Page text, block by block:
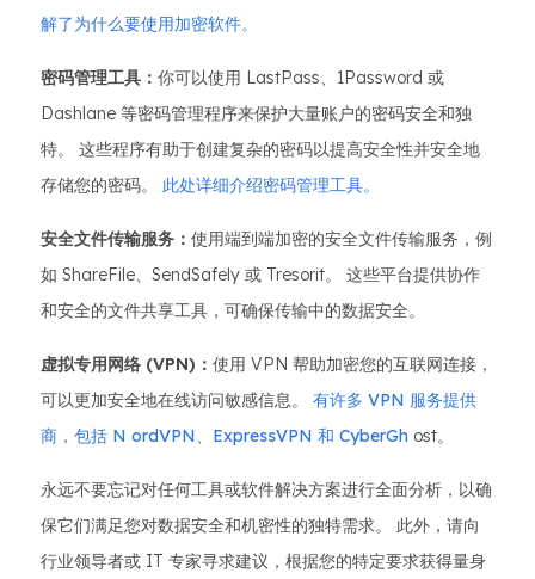
解了为什么要使用加密软件。
密码管理工具： 你可以使用 LastPass、1Password 或
Dashlane 等密码管理程序来保护大量账户的密码安全和独
特。 这些程序有助于创建复杂的密码以提高安全性并安全地
存储您的密码。 此处详细介绍密码管理工具。
安全文件传输服务： 使用端到端加密的安全文件传输服务，例
如 ShareFile、SendSafely 或 Tresorit。 这些平台提供协作
和安全的文件共享工具，可确保传输中的数据安全。
虚拟专用网络 (VPN)： 使用 VPN 帮助加密您的互联网连接，
可以更加安全地在线访问敏感信息。 有许多 VPN 服务提供
商，包括 N ordVPN、ExpressVPN 和 CyberGh ost。
永远不要忘记对任何工具或软件解决方案进行全面分析，以确
保它们满足您对数据安全和机密性的独特需求。 此外，请向
行业领导者或 IT 专家寻求建议，根据您的特定要求获得量身